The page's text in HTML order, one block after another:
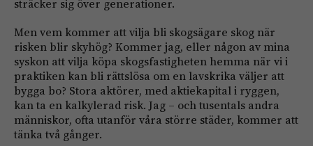
sträcker sig över generationer.
Men vem kommer att vilja bli skogsägare skog när
risken blir skyhög? Kommer jag, eller någon av mina
syskon att vilja köpa skogsfastigheten hemma när vi i
praktiken kan bli rättslösa om en lavskrika väljer att
bygga bo? Stora aktörer, med aktiekapital i ryggen,
kan ta en kalkylerad risk. Jag – och tusentals andra
människor, ofta utanför våra större städer, kommer att
tänka två gånger.